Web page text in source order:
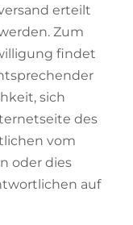
erteilt
Zum
findet
sich
des
vom
oder dies
auf